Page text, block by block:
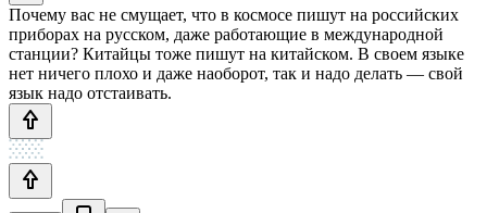
Почему вас не смущает, что в космосе пишут на российских
приборах на русском, даже работающие в международной
станции? Китайцы тоже пишут на китайском. В своем языке
нет ничего плохо и даже наоборот, так и надо делать — свой
язык надо отстаивать.